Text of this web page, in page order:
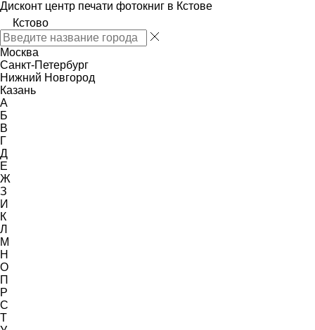
Дисконт центр печати фотокниг в Кстове
Кстово
Москва
Санкт-Петербург
Нижний Новгород
Казань
А
Б
В
Г
Д
Е
Ж
З
И
К
Л
М
Н
О
П
Р
С
Т